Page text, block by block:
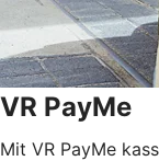
VR PayMe
Mit VR PayMe